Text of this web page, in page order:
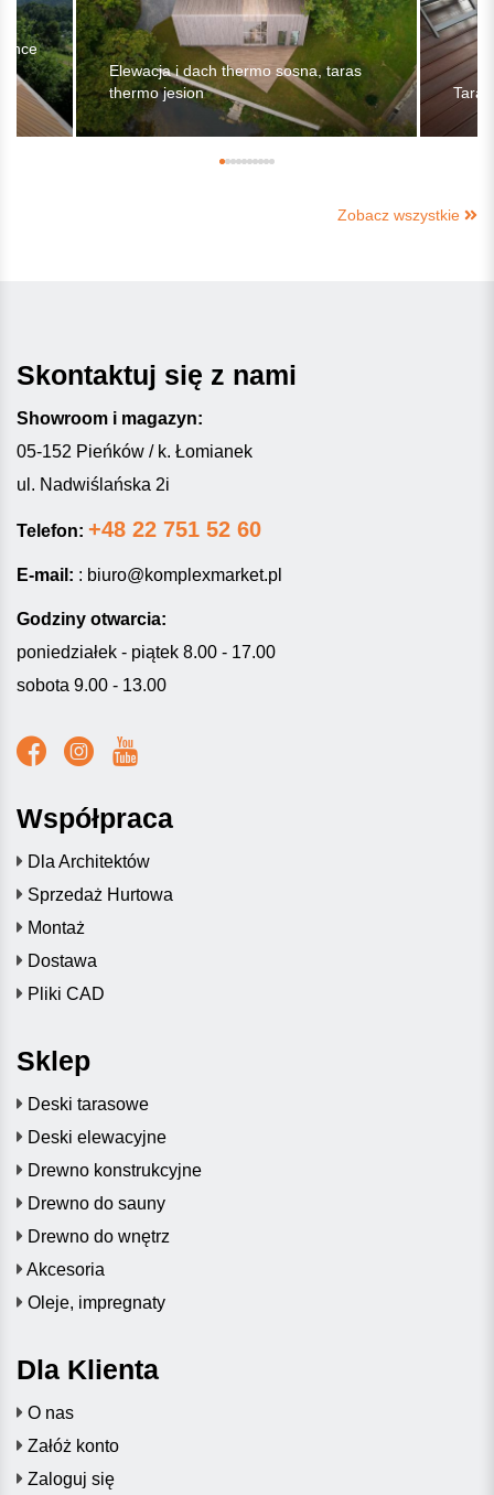
Elewacja i dach thermo sosna, taras
thermo jesion
Zobacz wszystkie
Skontaktuj się z nami
Showroom i magazyn:
05-152 Pieńków / k. Łomianek
ul. Nadwiślańska 2i
Telefon: +48 22 751 52 60
E-mail: : biuro@komplexmarket.pl
Godziny otwarcia:
poniedziałek - piątek 8.00 - 17.00
sobota 9.00 - 13.00
Współpraca
Dla Architektów
Sprzedaż Hurtowa
Montaż
Dostawa
Pliki CAD
Sklep
Deski tarasowe
Deski elewacyjne
Drewno konstrukcyjne
Drewno do sauny
Drewno do wnętrz
Akcesoria
Oleje, impregnaty
Dla Klienta
O nas
Załóż konto
Zaloguj się